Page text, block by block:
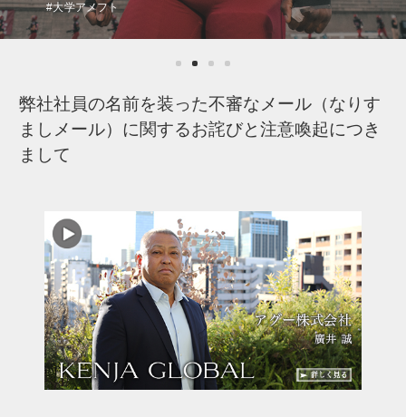
#大学アメフト
弊社社員の名前を装った不審なメール（なりす
ましメール）に関するお詫びと注意喚起につき
まして